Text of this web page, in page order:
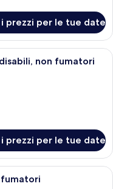
i prezzi per le tue date
d'albergo con un letto,
non fumatori
i prezzi per le tue date
d'albergo con un letto,
fumatori